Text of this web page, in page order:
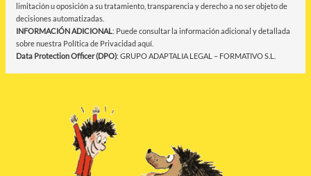
limitación u oposición a su tratamiento, transparencia y derecho a no ser objeto de
decisiones automatizadas.
INFORMACIÓN ADICIONAL: Puede consultar la información adicional y detallada
sobre nuestra Política de Privacidadaquí
Data Protection Officer (DPO): GRUPO ADAPTALIA LEGAL – FORMATIVO S.L.